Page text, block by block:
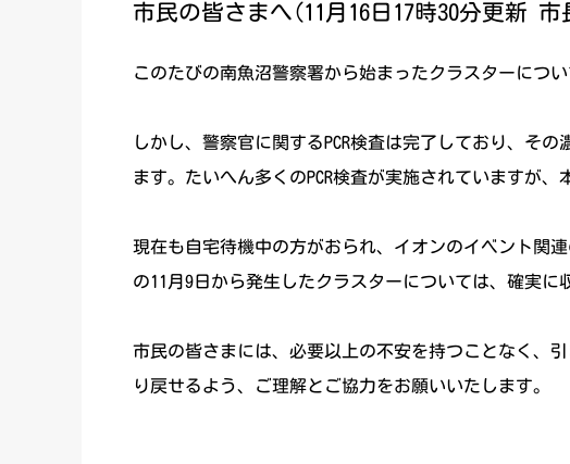
市民の皆さまへ(11月16日17時30分更新
このたびの南魚沼警察署から始まったクラスターにつ
しかし、警察官に関するPCR検査は完了しており、そ
ます。たいへん多くのPCR検査が実施されていますが、
現在も自宅待機中の方がおられ、イオンのイベント関
の11月9日から発生したクラスターについては、確実
市民の皆さまには、必要以上の不安を持つことなく、
り戻せるよう、ご理解とご協力をお願いいたします。
令和2年